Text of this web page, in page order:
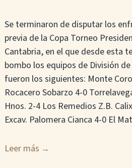
Se terminaron de disputar los
previa de la Copa Torneo
Cantabria, en el que desde esta
bombo los equipos de División
fueron los siguientes: Monte
Rocacero Sobarzo 4-0
Hnos. 2-4 Los Remedios Z.B.
Excav. Palomera Cianca 4-0 El
Leer más